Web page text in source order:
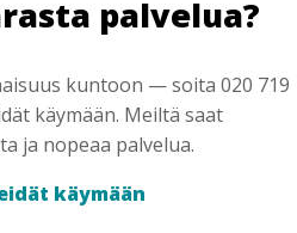
palvelua?
kuntoon — soita 020 719
käymään. Meiltä saat
ja nopeaa palvelua.
käymään